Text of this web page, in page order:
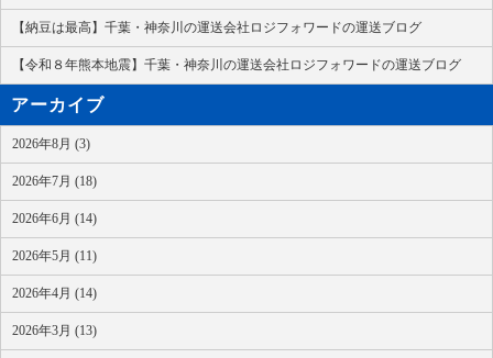
【納豆は最高】千葉・神奈川の運送会社ロジフォワードの運送ブログ
【令和８年熊本地震】千葉・神奈川の運送会社ロジフォワードの運送ブログ
アーカイブ
2026年8月 (3)
2026年7月 (18)
2026年6月 (14)
2026年5月 (11)
2026年4月 (14)
2026年3月 (13)